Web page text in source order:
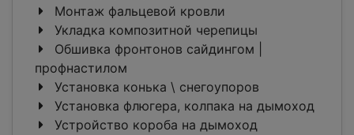
Монтаж фальцевой кровли
Укладка композитной черепицы
Обшивка фронтонов сайдингом |
профнастилом
Установка конька \ снегоупоров
Установка флюгера, колпака на дымоход
Устройство короба на дымоход